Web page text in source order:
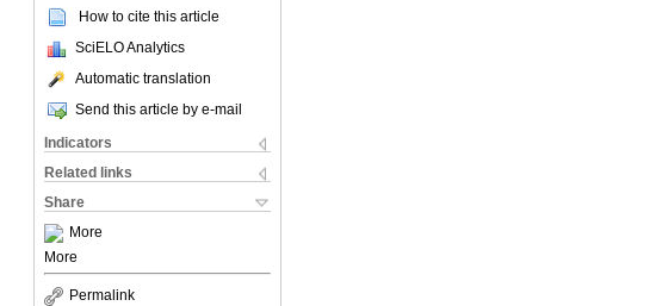
How to cite this article
SciELO Analytics
Automatic translation
Send this article by e-mail
Indicators
Related links
Share
More
More
Permalink